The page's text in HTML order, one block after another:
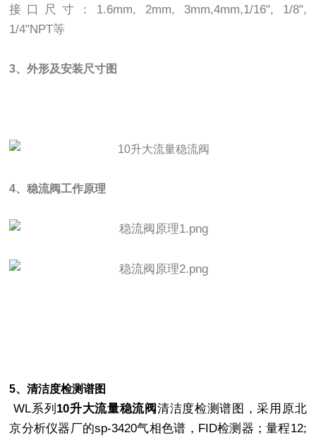
接口尺寸：1.6mm, 2mm, 3mm,4mm,1/16", 1/8",
1/4"NPT等
3、外形及安装尺寸图
4、稳流阀工作原理
5、清洁度检测谱图
WL系列 10升大流量稳流阀清洁度检测谱图，采用原北
京分析仪器厂的sp-3420气相色谱，FID检测器；量程12;